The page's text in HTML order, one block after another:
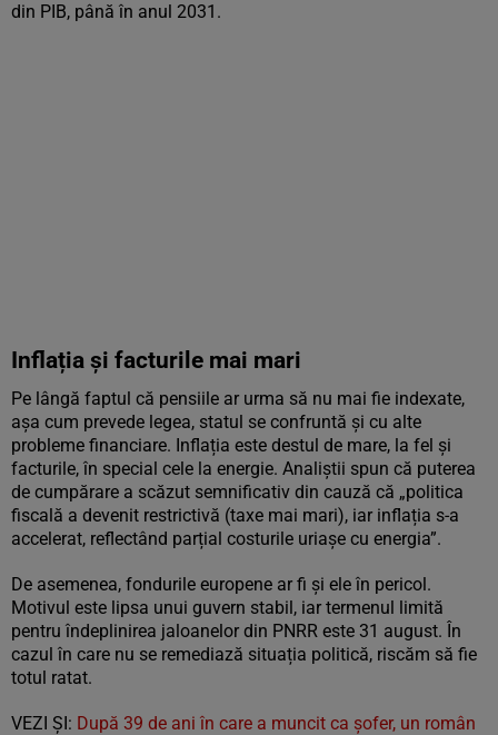
din PIB, până în anul 2031.
Inflația și facturile mai mari
Pe lângă faptul că pensiile ar urma să nu mai fie indexate,
așa cum prevede legea, statul se confruntă și cu alte
probleme financiare. Inflația este destul de mare, la fel și
facturile, în special cele la energie. Analiștii spun că puterea
de cumpărare a scăzut semnificativ din cauză că „politica
fiscală a devenit restrictivă (taxe mai mari), iar inflația s-a
accelerat, reflectând parțial costurile uriașe cu energia”.
De asemenea, fondurile europene ar fi și ele în pericol.
Motivul este lipsa unui guvern stabil, iar termenul limită
pentru îndeplinirea jaloanelor din PNRR este 31 august. În
cazul în care nu se remediază situația politică, riscăm să fie
totul ratat.
VEZI ȘI: După 39 de ani în care a muncit ca șofer, un român